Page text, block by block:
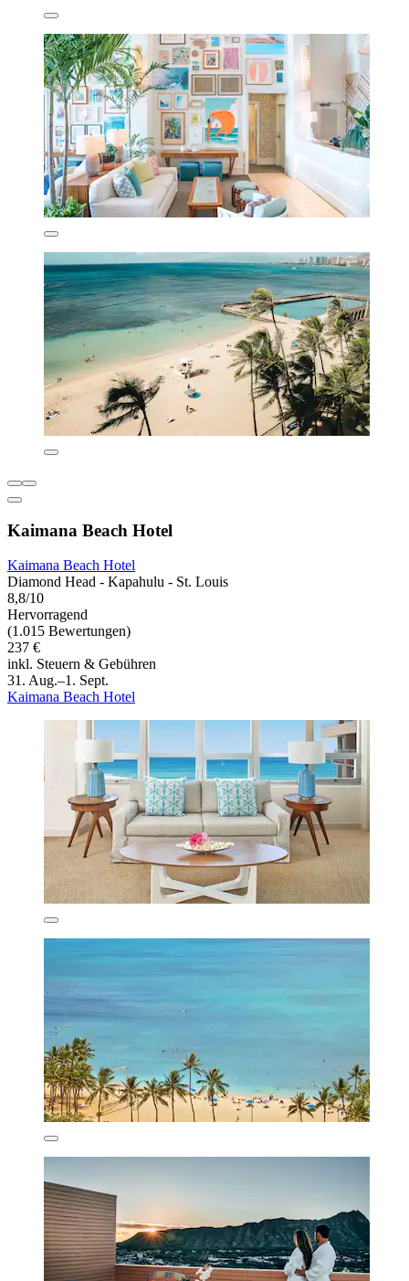
Kaimana Beach Hotel
Kaimana Beach Hotel
Diamond Head - Kapahulu - St. Louis
8,8/10
Hervorragend
(1.015 Bewertungen)
237 €
inkl. Steuern & Gebühren
31. Aug.–1. Sept.
Kaimana Beach Hotel